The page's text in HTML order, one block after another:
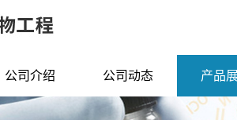
公司介绍 公司动态 产品